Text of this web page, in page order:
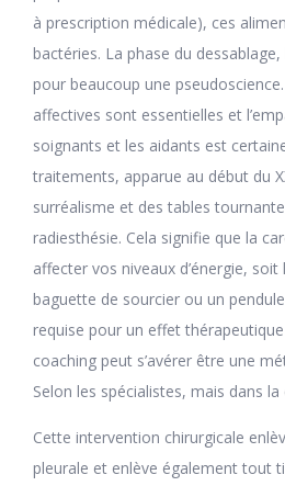
à prescription médicale), ces
bactéries. La phase du
pour beaucoup une
affectives sont essentielles et
soignants et les aidants est
traitements, apparue au début du
surréalisme et des tables
radiesthésie. Cela signifie que la
affecter vos niveaux d’énergie, soit
baguette de sourcier ou un
requise pour un effet
coaching peut s’avérer être une
Selon les spécialistes, mais dans
Cette intervention chirurgicale
pleurale et enlève également tout